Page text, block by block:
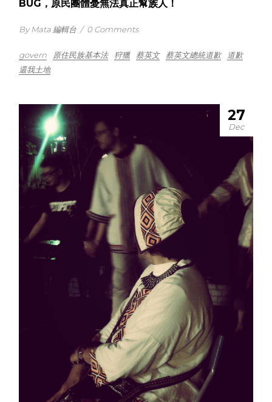
BUG，原民團體憂無法真正幫族人！
By Mata 編輯台 / 0 Comments
govern 原住民族基本法 狩獵 蔡英文 蔡英文總統道歉
道歉
還我土地
27
Dec